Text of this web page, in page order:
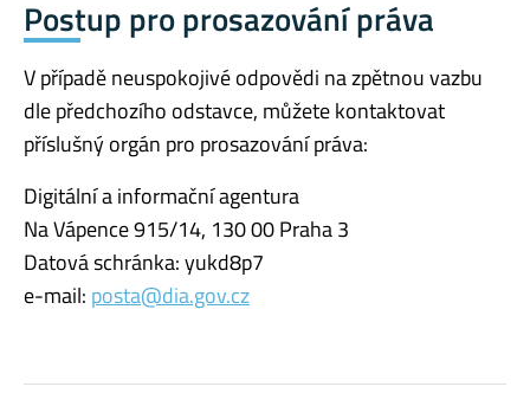
Postup pro prosazování práva
V případě neuspokojivé odpovědi na zpětnou vazbu
dle předchozího odstavce, můžete kontaktovat
příslušný orgán pro prosazování práva:
Digitální a informační agentura
Na Vápence 915/14, 130 00 Praha 3
Datová schránka: yukd8p7
e-mail: posta@dia.gov.cz